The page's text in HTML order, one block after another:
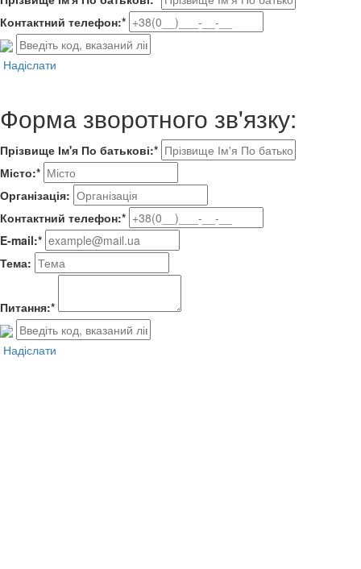
Контактний телефон:*
Надіслати
Форма зворотного зв'язку:
Прізвище Ім'я По батькові:*
Місто:*
Організація:
Контактний телефон:*
E-mail:*
Тема:
Питання:*
Надіслати